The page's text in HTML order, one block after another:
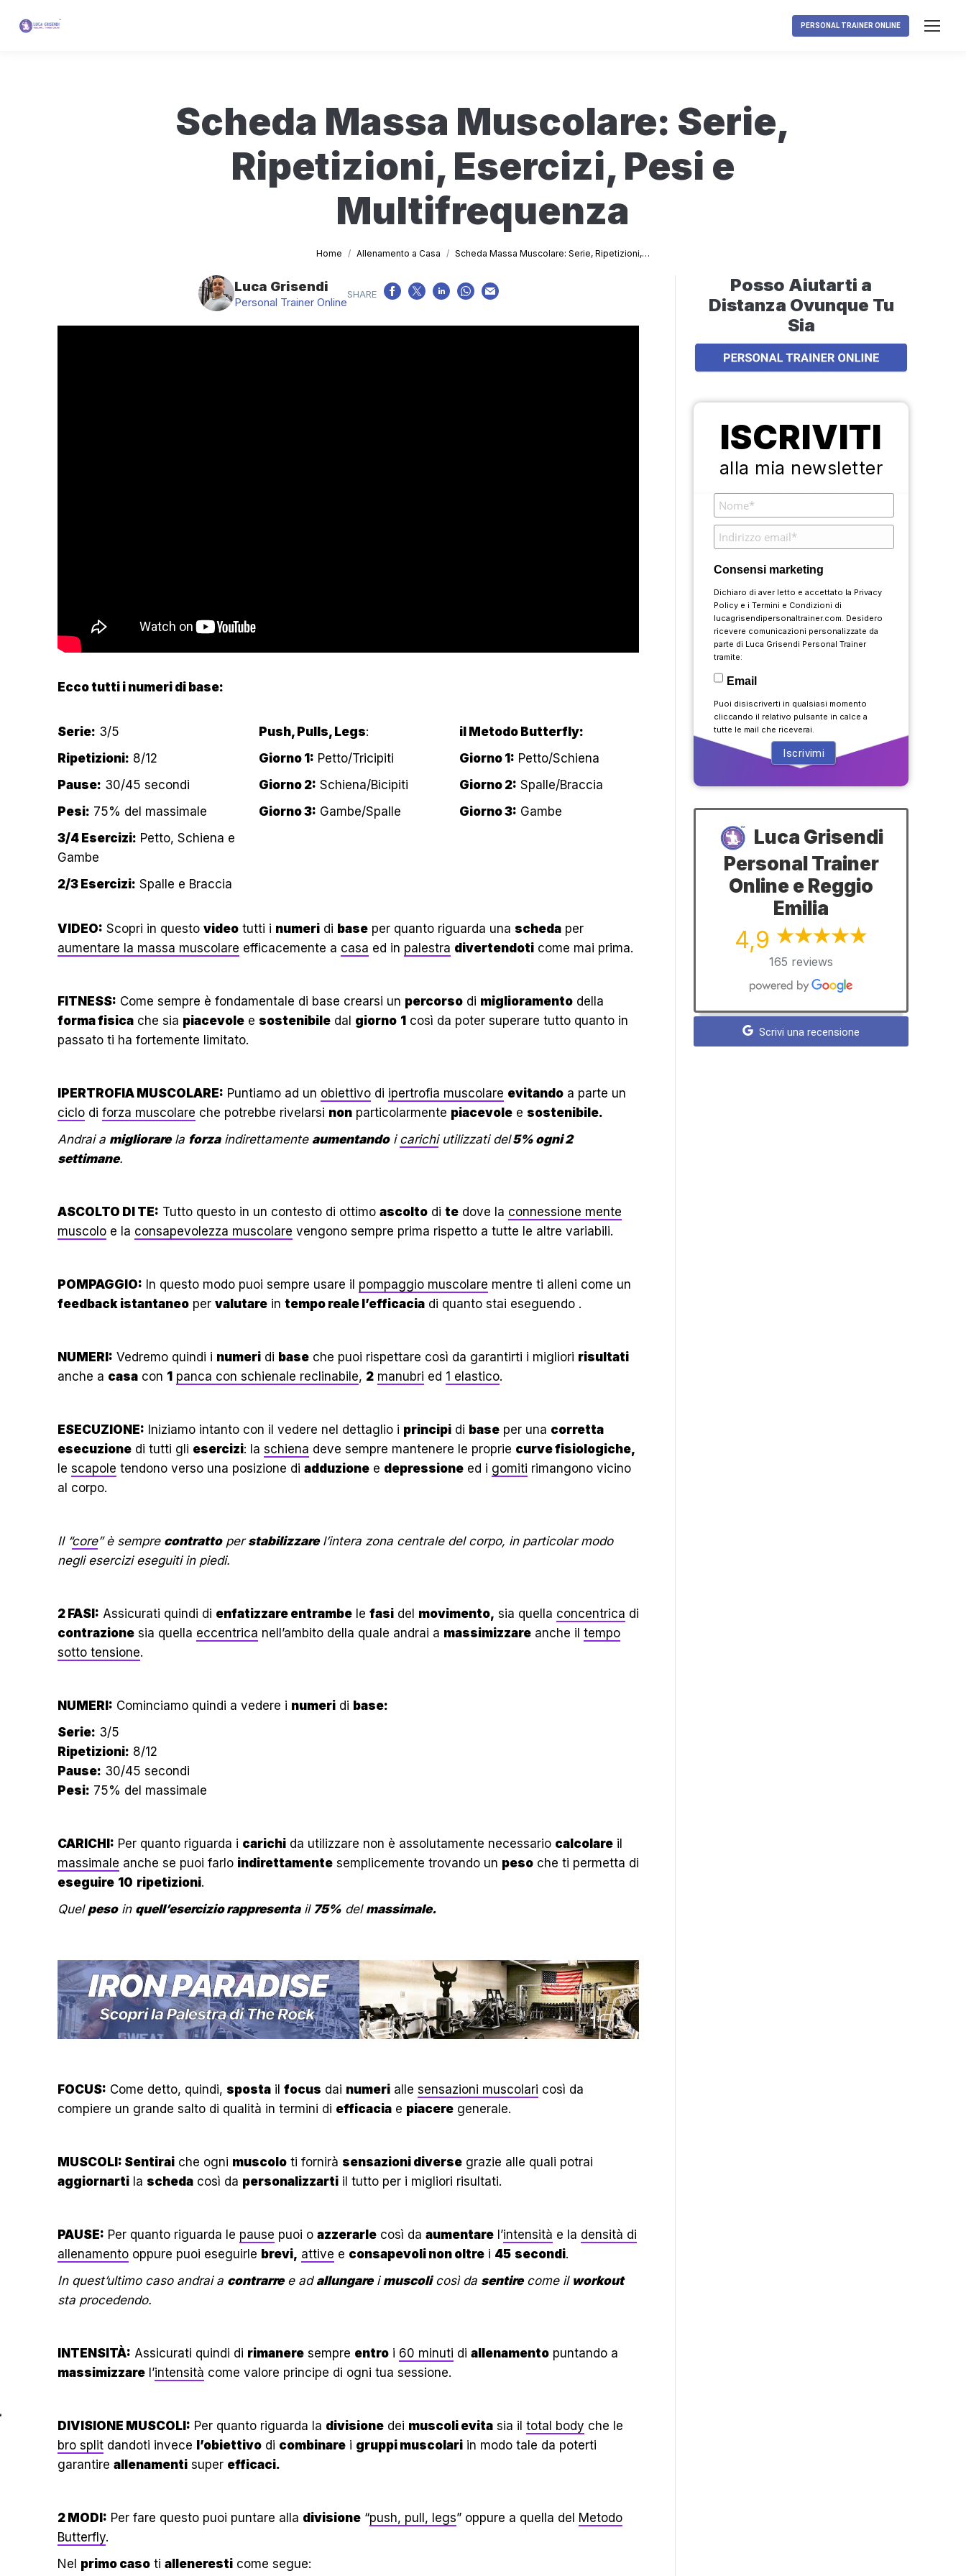
PERSONAL TRAINER ONLINE
Scheda Massa Muscolare: Serie,
Ripetizioni, Esercizi, Pesi e
Multifrequenza
Tu sei qui:
Home Allenamento a Casa Scheda Massa Muscolare: Serie, Ripetizioni,…
Luca Grisendi
Personal Trainer Online
Ecco tutti i numeri di base:
Serie: 3/5
Ripetizioni: 8/12
Pause: 30/45 secondi
Pesi: 75% del massimale
3/4 Esercizi: Petto, Schiena e
Gambe
2/3 Esercizi: Spalle e Braccia
Push, Pulls, Legs:
Giorno 1: Petto/Tricipiti
Giorno 2: Schiena/Bicipiti
Giorno 3: Gambe/Spalle
il Metodo Butterfly:
Giorno 1: Petto/Schiena
Giorno 2: Spalle/Braccia
Giorno 3: Gambe
VIDEO: Scopri in questo video tutti i numeri di base per quanto riguarda una scheda per
aumentare la massa muscolare efficacemente a casa ed in palestra divertendoti come mai prima.
FITNESS: Come sempre è fondamentale di base crearsi un percorso di miglioramento della
forma fisica che sia piacevole e sostenibile dal giorno 1 così da poter superare tutto quanto in
passato ti ha fortemente limitato.
IPERTROFIA MUSCOLARE: Puntiamo ad un obiettivo di ipertrofia muscolare evitando a parte un
ciclo di forza muscolare che potrebbe rivelarsi non particolarmente piacevole e sostenibile.
Andrai a migliorarela forzaindirettamente aumentandoi carichiutilizzati del5% ogni 2
settimane.
ASCOLTO DI TE: Tutto questo in un contesto di ottimo ascolto di te dove la connessione mente
muscolo e la consapevolezza muscolare vengono sempre prima rispetto a tutte le altre variabili.
POMPAGGIO: In questo modo puoi sempre usare il pompaggio muscolare mentre ti alleni come un
feedback istantaneo per valutare in tempo reale l’efficacia di quanto stai eseguendo .
NUMERI: Vedremo quindi i numeri di base che puoi rispettare così da garantirti i migliori risultati
anche a casa con 1 panca con schienale reclinabile, 2 manubri ed 1 elastico.
ESECUZIONE: Iniziamo intanto con il vedere nel dettaglio i principi di base per una corretta
esecuzione di tutti gli esercizi: la schiena deve sempre mantenere le proprie curve fisiologiche,
le scapole tendono verso una posizione di adduzione e depressione ed i gomiti rimangono vicino
al corpo.
Il “core” è sempre contrattoperstabilizzarel’intera zona centrale del corpo, in particolar modo
negli esercizi eseguiti in piedi.
2 FASI: Assicurati quindi di enfatizzare entrambe le fasi del movimento, sia quella concentrica di
contrazione sia quella eccentrica nell’ambito della quale andrai a massimizzare anche il tempo
sotto tensione.
NUMERI: Cominciamo quindi a vedere i numeri di base:
Serie: 3/5
Ripetizioni: 8/12
Pause: 30/45 secondi
Pesi: 75% del massimale
CARICHI: Per quanto riguarda i carichi da utilizzare non è assolutamente necessario calcolare il
massimale anche se puoi farlo indirettamente semplicemente trovando un peso che ti permetta di
eseguire 10 ripetizioni.
Quel pesoin quell’esercizio rappresentail 75% del massimale.
FOCUS: Come detto, quindi, sposta il focus dai numeri alle sensazioni muscolari così da
compiere un grande salto di qualità in termini di efficacia e piacere generale.
MUSCOLI: Sentirai che ogni muscolo ti fornirà sensazioni diverse grazie alle quali potrai
aggiornarti la scheda così da personalizzarti il tutto per i migliori risultati.
PAUSE: Per quanto riguarda le pause puoi o azzerarle così da aumentare l’intensità e la densità di
allenamento oppure puoi eseguirle brevi, attive e consapevoli non oltre i 45 secondi.
In quest’ultimo caso andrai a contrarree ad allungarei muscolicosì da sentirecome il workout
sta procedendo.
INTENSITÀ: Assicurati quindi di rimanere sempre entro i 60 minuti di allenamento puntando a
massimizzare l’intensità come valore principe di ogni tua sessione.
DIVISIONE MUSCOLI: Per quanto riguarda la divisione dei muscoli evita sia il total body che le
bro split dandoti invece l’obiettivo di combinare i gruppi muscolari in modo tale da poterti
garantire allenamenti super efficaci.
2 MODI: Per fare questo puoi puntare alla divisione “push, pull, legs” oppure a quella del Metodo
Butterfly.
Nel primo caso ti alleneresti come segue:
Posso Aiutarti a
Distanza Ovunque Tu
Sia
ISCRIVITI
alla mia newsletter
Consensi marketing
Dichiaro di aver letto e accettato la Privacy
Policye i Termini e Condizioni di
lucagrisendipersonaltrainer.com. Desidero
ricevere comunicazioni personalizzate da
parte di Luca Grisendi Personal Trainer
tramite:
Email
Puoi disiscriverti in qualsiasi momento
cliccando il relativo pulsante in calce a
tutte le mail che riceverai.
Luca Grisendi
Personal Trainer
Online e Reggio
Emilia
4,9
165 reviews
Scrivi una recensione